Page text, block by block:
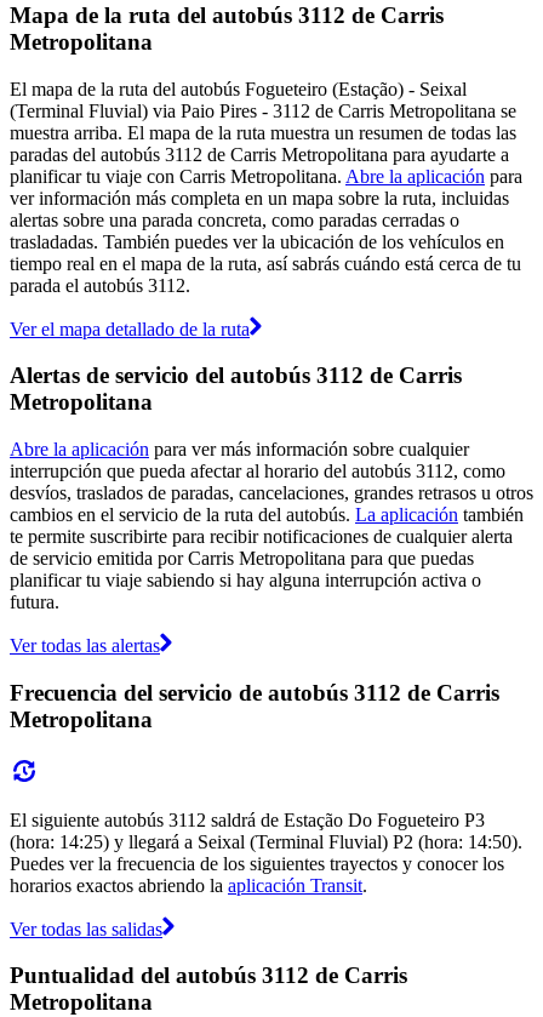
Mapa de la ruta del autobús 3112 de Carris
Metropolitana
El mapa de la ruta del autobús Fogueteiro (Estação) - Seixal
(Terminal Fluvial) via Paio Pires - 3112 de Carris Metropolitana se
muestra arriba. El mapa de la ruta muestra un resumen de todas las
paradas del autobús 3112 de Carris Metropolitana para ayudarte a
planificar tu viaje con Carris Metropolitana. Abre la aplicación para
ver información más completa en un mapa sobre la ruta, incluidas
alertas sobre una parada concreta, como paradas cerradas o
trasladadas. También puedes ver la ubicación de los vehículos en
tiempo real en el mapa de la ruta, así sabrás cuándo está cerca de tu
parada el autobús 3112.
Ver el mapa detallado de la ruta
Alertas de servicio del autobús 3112 de Carris
Metropolitana
Abre la aplicación para ver más información sobre cualquier
interrupción que pueda afectar al horario del autobús 3112, como
desvíos, traslados de paradas, cancelaciones, grandes retrasos u otros
cambios en el servicio de la ruta del autobús. La aplicación también
te permite suscribirte para recibir notificaciones de cualquier alerta
de servicio emitida por Carris Metropolitana para que puedas
planificar tu viaje sabiendo si hay alguna interrupción activa o
futura.
Ver todas las alertas
Frecuencia del servicio de autobús 3112 de Carris
Metropolitana
El siguiente autobús 3112 saldrá de Estação Do Fogueteiro P3
(hora: 14:25) y llegará a Seixal (Terminal Fluvial) P2 (hora: 14:50).
Puedes ver la frecuencia de los siguientes trayectos y conocer los
horarios exactos abriendo la aplicación Transit.
Ver todas las salidas
Puntualidad del autobús 3112 de Carris
Metropolitana